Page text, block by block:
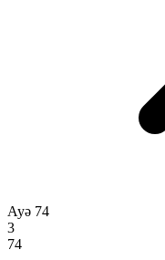
Ayə 74
3
74